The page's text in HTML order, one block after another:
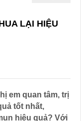
LẠI HIỆU
em quan tâm, trị
tốt nhất,
hiệu quả? Với